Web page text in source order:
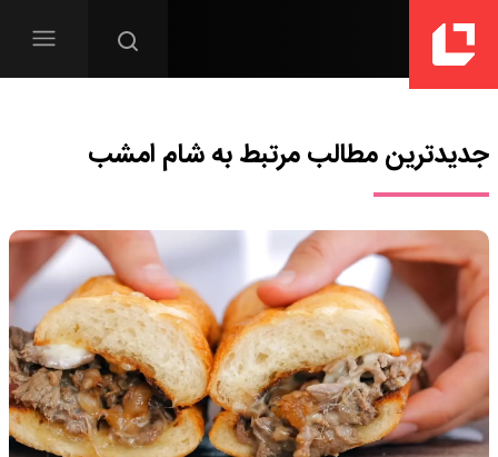
جدیدترین مطالب مرتبط بهشام امشب